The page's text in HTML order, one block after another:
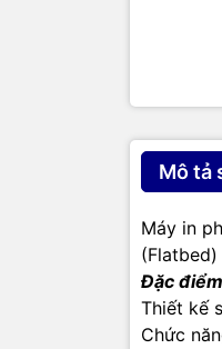
Mô tả
Máy in
Đặc
Thiết kế
Chức